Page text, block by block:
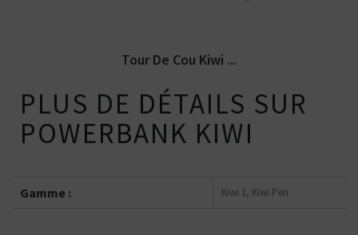
Tour De Cou Kiwi ...
PLUS DE DÉTAILS SUR
POWERBANK KIWI
Gamme : Kiwi 1, Kiwi Pen